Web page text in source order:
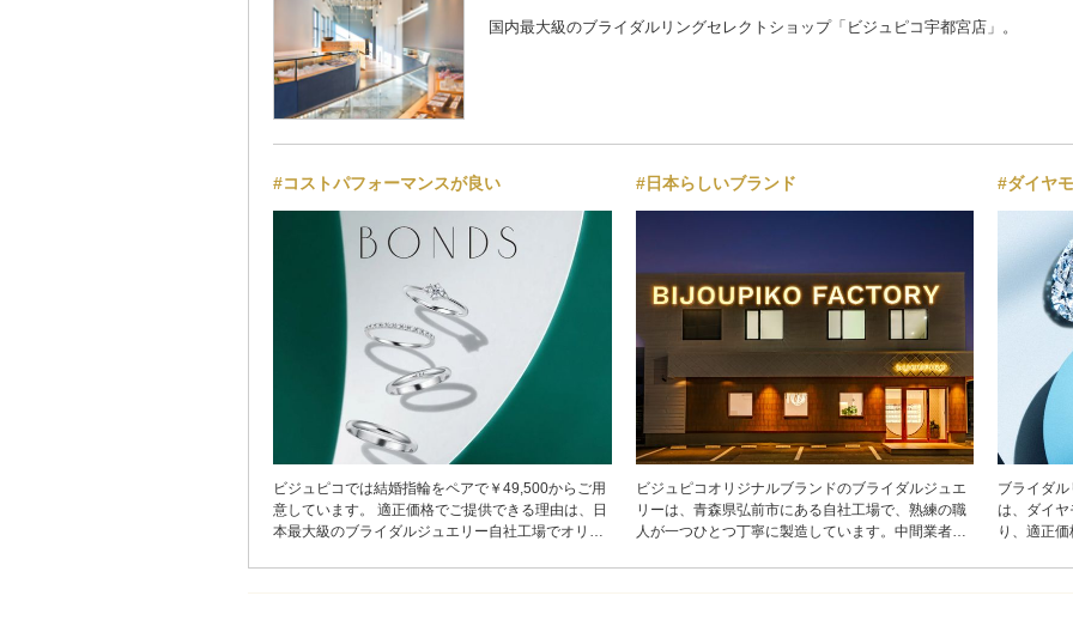
国内最大級のブライダルリングセレクトショップ「ビジュピコ宇都宮店」。
#コストパフォーマンスが良い
ビジュピコでは結婚指輪をペアで￥49,500からご用
意しています。 適正価格でご提供できる理由は、日
本最大級のブライダルジュエリー自社工場でオリジ
者を介さずアフターケアまで一貫して自社で行うた
#日本らしいブランド
ビジュピコオリジナルブランドのブライダルジュエ
リーは、青森県弘前市にある自社工場で、熟練の職
人が一つひとつ丁寧に製造しています。中間業者を
婚指輪・婚約指輪を、適正価格でご提供することが
#ダイヤ
ブライダ
は、ダイ
り、適正
ださい。